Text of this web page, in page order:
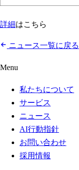
詳細はこちら
ニュース一覧に戻る
Menu
私たちについて
サービス
ニュース
AI行動指針
お問い合わせ
採用情報